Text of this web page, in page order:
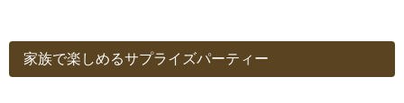
家族で楽しめるサプライズパーティー